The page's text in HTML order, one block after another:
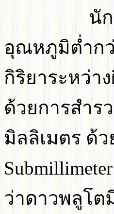
นั
อุณหภูมิต่ำกว่
กิริยาระหว่า
ด้วยการสำร
มิลลิเมตร ด้
ว่าดาวพลูโ